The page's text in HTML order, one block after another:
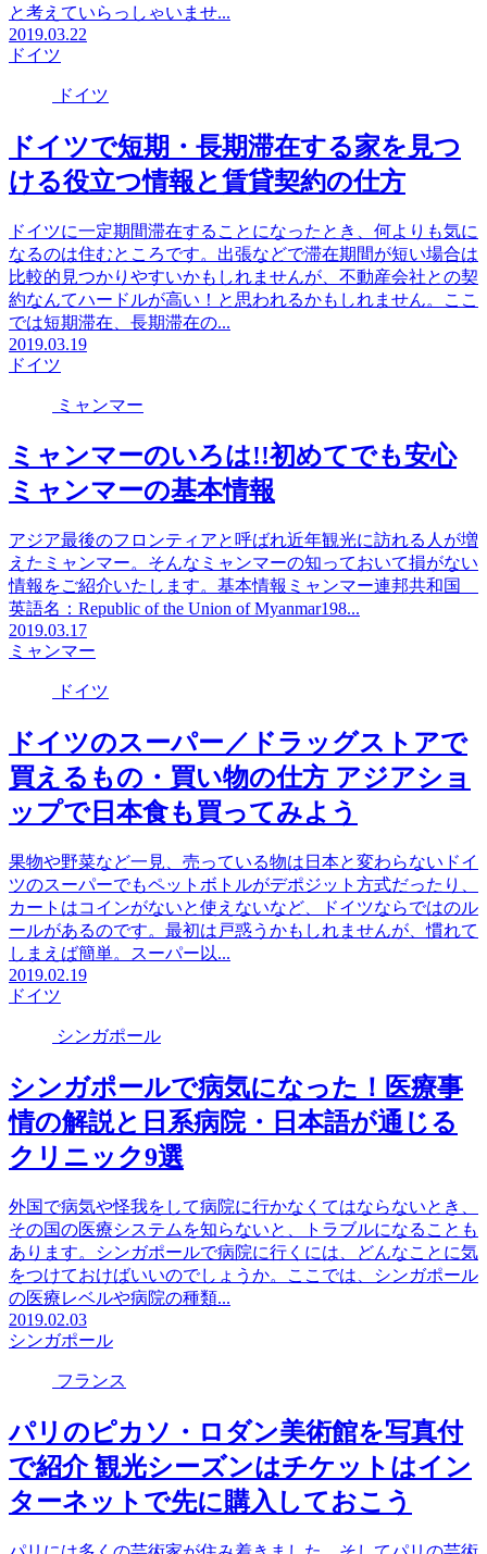
と考えていらっしゃいませ...
2019.03.22
ドイツ
ドイツ
ドイツで短期・長期滞在する家を見つ
ける役立つ情報と賃貸契約の仕方
ドイツに一定期間滞在することになったとき、何よりも気に
なるのは住むところです。出張などで滞在期間が短い場合は
比較的見つかりやすいかもしれませんが、不動産会社との契
約なんてハードルが高い！と思われるかもしれません。ここ
では短期滞在、長期滞在の...
2019.03.19
ドイツ
ミャンマー
ミャンマーのいろは!!初めてでも安心
ミャンマーの基本情報
アジア最後のフロンティアと呼ばれ近年観光に訪れる人が増
えたミャンマー。そんなミャンマーの知っておいて損がない
情報をご紹介いたします。基本情報ミャンマー連邦共和国
英語名：Republic of the Union of Myanmar198...
2019.03.17
ミャンマー
ドイツ
ドイツのスーパー／ドラッグストアで
買えるもの・買い物の仕方 アジアショ
ップで日本食も買ってみよう
果物や野菜など一見、売っている物は日本と変わらないドイ
ツのスーパーでもペットボトルがデポジット方式だったり、
カートはコインがないと使えないなど、ドイツならではのル
ールがあるのです。最初は戸惑うかもしれませんが、慣れて
しまえば簡単。スーパー以...
2019.02.19
ドイツ
シンガポール
シンガポールで病気になった！医療事
情の解説と日系病院・日本語が通じる
クリニック9選
外国で病気や怪我をして病院に行かなくてはならないとき、
その国の医療システムを知らないと、トラブルになることも
あります。シンガポールで病院に行くには、どんなことに気
をつけておけばいいのでしょうか。ここでは、シンガポール
の医療レベルや病院の種類...
2019.02.03
シンガポール
フランス
パリのピカソ・ロダン美術館を写真付
で紹介 観光シーズンはチケットはイン
ターネットで先に購入しておこう